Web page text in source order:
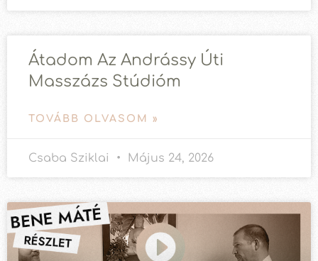
Átadom Az Andrássy Úti
Masszázs Stúdióm
TOVÁBB OLVASOM »
Csaba Sziklai Május 24, 2026